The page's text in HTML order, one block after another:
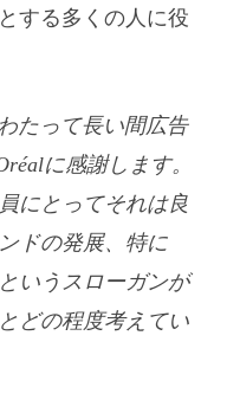
する多くの人に役
たって長い間広告
に感謝します。
にとってそれは良
ドの発展、特に
いうスローガンが
どの程度考えてい